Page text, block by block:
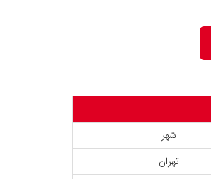
شهر
تهران